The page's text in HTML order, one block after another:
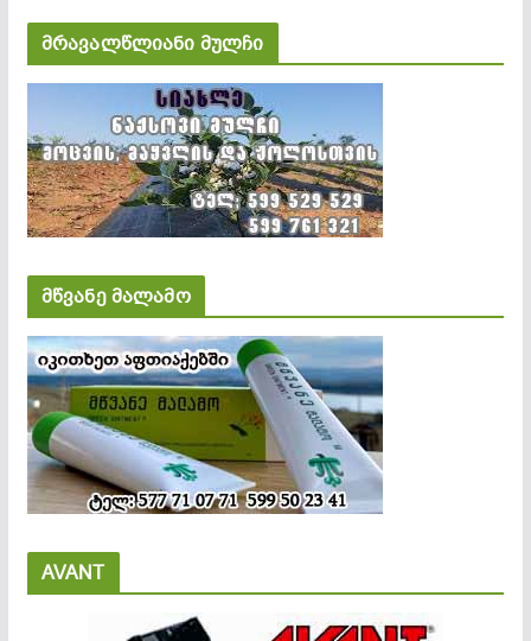
მრავალწლიანი მულჩი
მწვანე მალამო
AVANT